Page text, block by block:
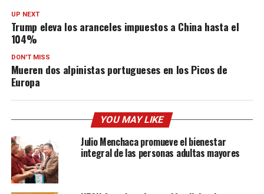
UP NEXT
Trump eleva los aranceles impuestos a China hasta el
104%
DON'T MISS
Mueren dos alpinistas portugueses en los Picos de
Europa
YOU MAY LIKE
Julio Menchaca promueve el bienestar
integral de las personas adultas mayores